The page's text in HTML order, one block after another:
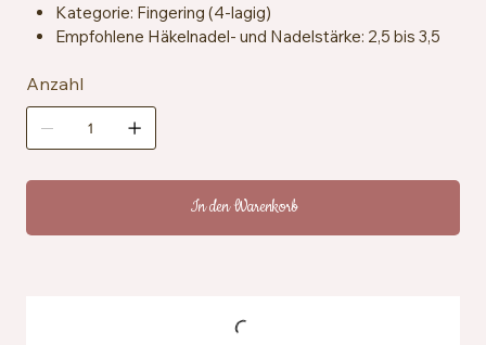
Kategorie: Fingering (4-lagig)
Empfohlene Häkelnadel- und Nadelstärke: 2,5 bis 3,5
Maschenprobe: ca. 26 Maschen x 36 Reihen = 10 x 10
cm mit 2,5 mm Nadeln
Zertifizierung: OEKO-TEX® Standard 100, EN71-3
Pflegehinweise: Maschinenwaschbar bei 40 °C
Herstellung: Hergestellt aus recyceltem
Anzahl
In den Warenkorb